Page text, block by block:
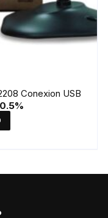
Conexion USB